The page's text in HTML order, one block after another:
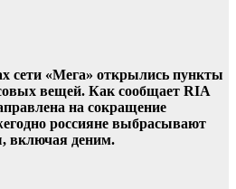
сети «Мега» открылись пункты
вещей. Как сообщает RIA
на сокращение
россияне выбрасывают
включая деним.